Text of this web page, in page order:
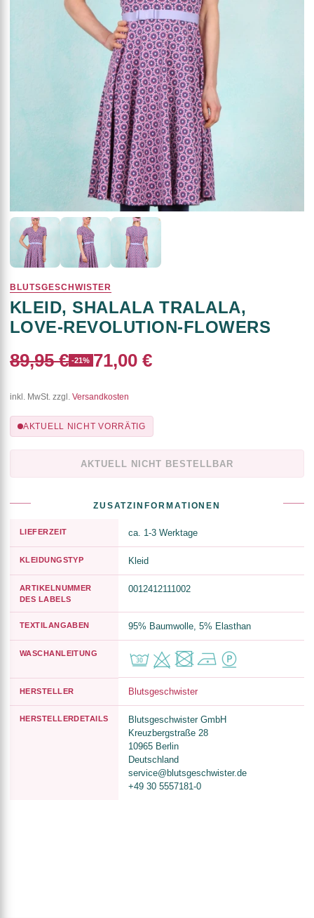
BLUTSGESCHWISTER
KLEID, SHALALA TRALALA,
LOVE-REVOLUTION-FLOWERS
89,95 € -21% 71,00 €
inkl. MwSt. zzgl. Versandkosten
AKTUELL NICHT VORRÄTIG
AKTUELL NICHT BESTELLBAR
ZUSATZINFORMATIONEN
LIEFERZEIT ca. 1-3 Werktage
KLEIDUNGSTYP Kleid
ARTIKELNUMMER
DES LABELS
0012412111002
TEXTILANGABEN 95% Baumwolle, 5% Elasthan
WASCHANLEITUNG
HERSTELLER Blutsgeschwister
HERSTELLERDETAILS
Blutsgeschwister GmbH
Kreuzbergstraße 28
10965 Berlin
Deutschland
service@blutsgeschwister.de
+49 30 5557181-0